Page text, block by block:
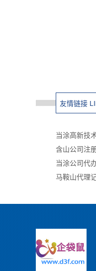
友情链接
当涂高新技
含山公司注
当涂公司代
马鞍山代理